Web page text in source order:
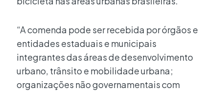
“A comenda pode ser recebida por órgãos e
entidades estaduais e municipais
integrantes das áreas de desenvolvimento
urbano, trânsito e mobilidade urbana;
organizações não governamentais com